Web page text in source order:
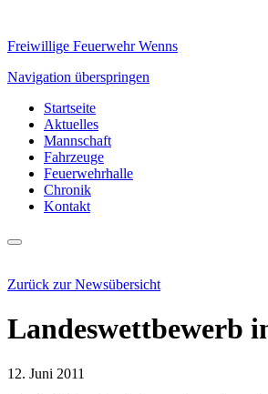
Freiwillige Feuerwehr Wenns
Navigation überspringen
Startseite
Aktuelles
Mannschaft
Fahrzeuge
Feuerwehrhalle
Chronik
Kontakt
Zurück zur Newsübersicht
Landeswettbewerb
12. Juni 2011